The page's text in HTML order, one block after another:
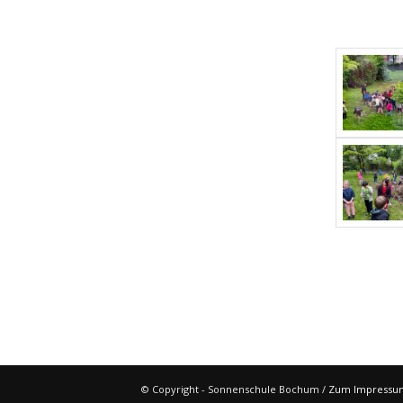
© Copyright - Sonnenschule Bochum / Zum